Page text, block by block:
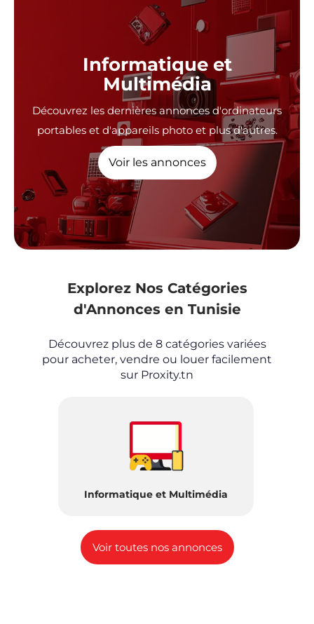
Publiez une annonce et
vendez votre objet
facilement
Vendez rapidement votre annonce en la publiant
sur Proxity.tn
Publier une annonces
Informatique et
Multimédia
Découvrez les dernières annonces d'ordinateurs
portables et d'appareils photo et plus d'autres.
Voir les annonces
Explorez Nos Catégories
d'Annonces en Tunisie
Découvrez plus de 8 catégories variées
pour acheter, vendre ou louer facilement
sur Proxity.tn
Informatique et Multimédia
Voir toutes nos annonces